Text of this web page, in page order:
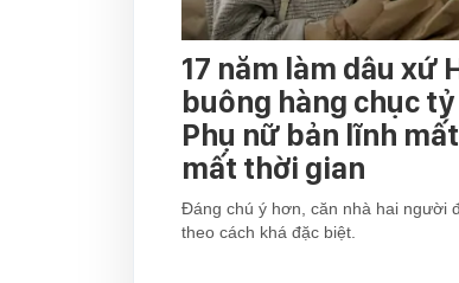
17 năm làm dâu xứ
buông hàng chục
Phụ nữ bản lĩnh
mất thời gian
Đáng chú ý hơn, căn nhà hai người
theo cách khá đặc biệt.